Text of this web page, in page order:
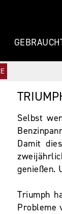
Selbst
Damit
genießen.
Triumph
Probleme